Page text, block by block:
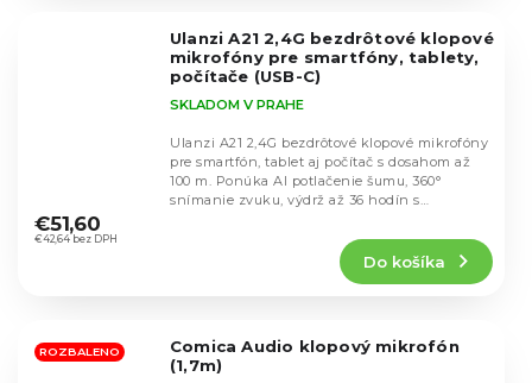
Ulanzi A21 2,4G bezdrôtové klopové
mikrofóny pre smartfóny, tablety,
počítače (USB-C)
hodnotenie
produktu
hviezdičiek.
SKLADOM V PRAHE
€42,64 bez DPH
€51,60
Do košíka
Ulanzi A21 2,4G bezdrôtové klopové mikrofóny
pre smartfón, tablet aj počítač s dosahom až
100 m. Ponúka AI potlačenie šumu, 360°
snímanie zvuku, výdrž až 36 hodín s
ROZBALENO
Comica Audio klopový mikrofón
(1,7m)